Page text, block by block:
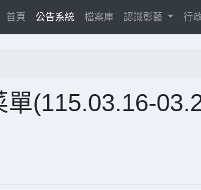
首頁(current)
公告系統 檔案庫 認識彰藝 行
(115.03.16-